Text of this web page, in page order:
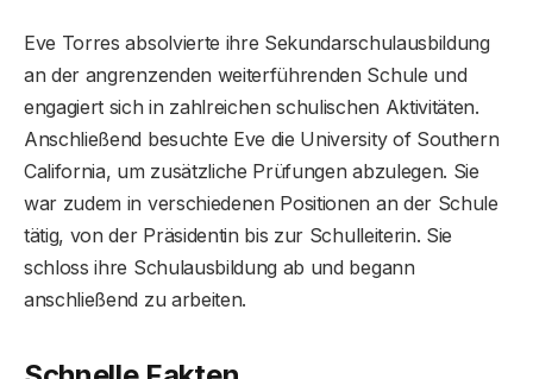
Eve Torres absolvierte ihre Sekundarschulausbildung
an der angrenzenden weiterführenden Schule und
engagiert sich in zahlreichen schulischen Aktivitäten.
Anschließend besuchte Eve die University of Southern
California, um zusätzliche Prüfungen abzulegen. Sie
war zudem in verschiedenen Positionen an der Schule
tätig, von der Präsidentin bis zur Schulleiterin. Sie
schloss ihre Schulausbildung ab und begann
anschließend zu arbeiten.